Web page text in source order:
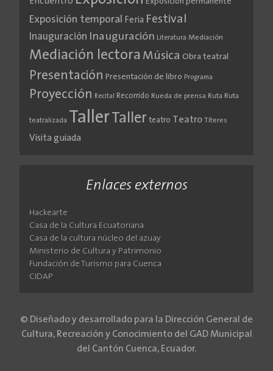
Exposición permanente
Exposición temporal Feria Festival
Inauguración Inauguración Literatura Mediación
Mediación lectora Música Obra teatral
Presentación Presentación de libro Programa
Proyección Recital Recorrido Rueda de prensa Ruta Ruta
teatralizada Taller Taller teatro Teatro Títeres
Visita guiada
Enlaces externos
Hackearte
Casa de la Cultura Ecuatoriana
Casa de la cultura núcleo del azuay
Ministerio de Cultura y Patrimonio
Fundación de Turismo para Cuenca
CIDAP
© Diseñado y desarrollado para la Dirección General de
Cultura, Recreación y Conocimiento del GAD Municipal
del Cantón Cuenca, Ecuador.